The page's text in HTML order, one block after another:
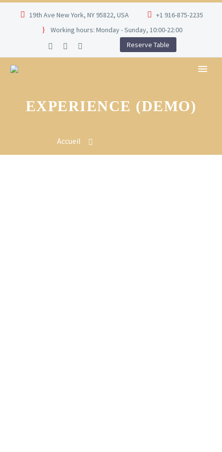
19th Ave New York, NY 95822, USA
+1 916-875-2235
Working hours: Monday - Sunday, 10:00-22:00
Reserve Table
EXPERIENCE (DEMO)
Accueil